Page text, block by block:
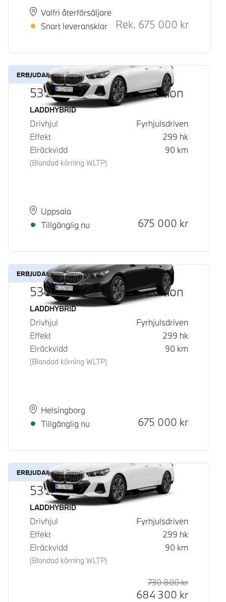
PlatsValfri återförsäljare
Leveranstid
Snart leveransklar
Rek. ord
Rek. 675 000 kr
ERBJUDANDE
530e xDrive M Sport Edition
Bränsle
LADDHYBRID
Drivhjul
Fyrhjulsdriven
Effekt
299 hk
Elräckvidd
(Blandad körning WLTP)
90 km
PlatsUppsala
Leveranstid
Tillgänglig nu
Kontantpris
675 000 kr
ERBJUDANDE
530e xDrive M Sport Edition
Bränsle
LADDHYBRID
Drivhjul
Fyrhjulsdriven
Effekt
299 hk
Elräckvidd
(Blandad körning WLTP)
90 km
PlatsHelsingborg
Leveranstid
Tillgänglig nu
Kontantpris
675 000 kr
ERBJUDANDE
530e xDrive Touring
Bränsle
LADDHYBRID
Drivhjul
Fyrhjulsdriven
Effekt
299 hk
Elräckvidd
(Blandad körning WLTP)
90 km
Rek. ord
730 800kr
684 300 kr